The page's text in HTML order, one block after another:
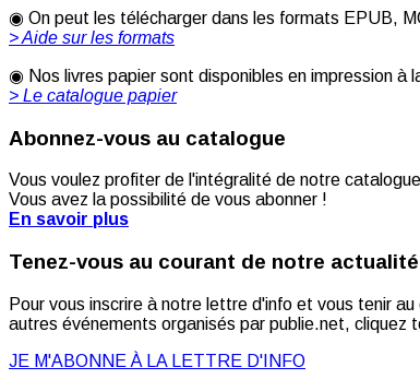
◉ On peut les télécharger dans les formats EPUB,
> Aide sur les formats
◉ Nos livres papier sont disponibles en impression à
> Le catalogue papier
Abonnez-vous au catalogue
Vous voulez profiter de l'intégralité de notre
Vous avez la possibilité de vous abonner !
En savoir plus
Tenez-vous au courant de notre actualité
Pour vous inscrire à notre lettre d'info et vous tenir
autres événements organisés par publie.net,
JE M'ABONNE À LA LETTRE D'INFO